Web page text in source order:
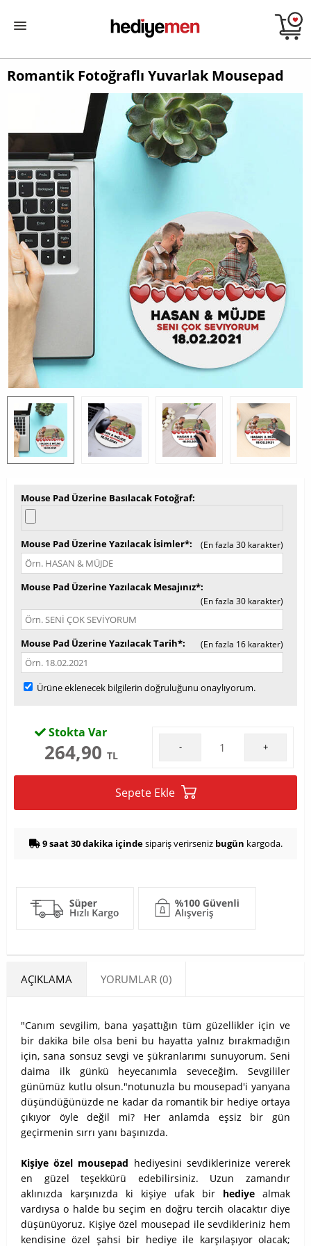
Romantik Fotoğraflı Yuvarlak Mousepad
Mouse Pad Üzerine Basılacak Fotoğraf
Mouse Pad Üzerine Yazılacak İsimler* (En fazla 30 karakter)
Mouse Pad Üzerine Yazılacak Mesajınız*
(En fazla 30 karakter)
Mouse Pad Üzerine Yazılacak Tarih* (En fazla 16 karakter)
Ürüne eklenecek bilgilerin doğruluğunu onaylıyorum.
Stokta Var
264,90 TL
- +
Sepete Ekle
9 saat 30 dakika içindesipariş verirseniz bugün kargoda.
AÇIKLAMA YORUMLAR (0)
"Canım sevgilim, bana yaşattığın tüm güzellikler için ve
bir dakika bile olsa beni bu hayatta yalnız bırakmadığın
için, sana sonsuz sevgi ve şükranlarımı sunuyorum. Seni
daima ilk günkü heyecanımla seveceğim. Sevgililer
günümüz kutlu olsun."notunuzla bu mousepad'i yanyana
düşündüğünüzde ne kadar da romantik bir hediye ortaya
çıkıyor öyle değil mi? Her anlamda eşsiz bir gün
geçirmenin sırrı yanı başınızda.
Kişiye özel mousepad hediyesini sevdiklerinize vererek
en güzel teşekkürü edebilirsiniz. Uzun zamandır
aklınızda karşınızda ki kişiye ufak bir hediye almak
vardıysa o halde bu seçim en doğru tercih olacaktır diye
düşünüyoruz. Kişiye özel mousepad ile sevdikleriniz hem
kendisine özel şahsi bir hediye ile karşılaşıyor olacak;